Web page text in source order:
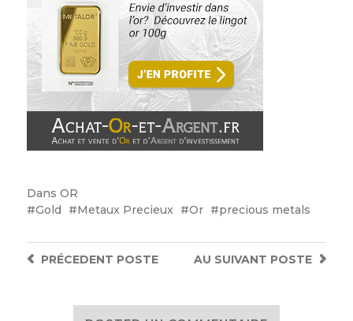
Dans OR
Gold
Metaux Precieux Or precious metals
AU SUIVANT POSTE
PRÉCEDENT POSTE